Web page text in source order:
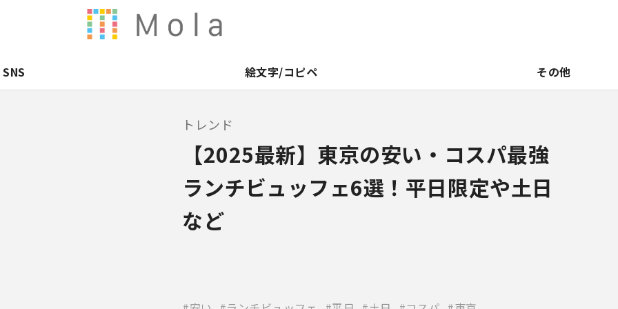
SNS 絵文字/コピペ その他
トレンド
【2025最新】東京の安い・コスパ最強
ランチビュッフェ6選！平日限定や土日
など